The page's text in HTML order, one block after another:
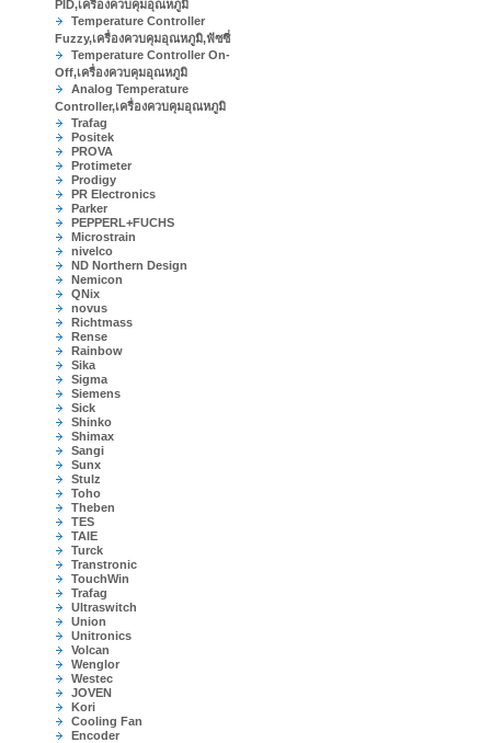
PID,เครื่องควบคุมอุณหภูมิ
Temperature Controller
Fuzzy,เครื่องควบคุมอุณหภูมิ,ฟัซซี่
Temperature Controller On-
Off,เครื่องควบคุมอุณหภูมิ
Analog Temperature
Controller,เครื่องควบคุมอุณหภูมิ
Trafag
Positek
PROVA
Protimeter
Prodigy
PR Electronics
Parker
PEPPERL+FUCHS
Microstrain
nivelco
ND Northern Design
Nemicon
QNix
novus
Richtmass
Rense
Rainbow
Sika
Sigma
Siemens
Sick
Shinko
Shimax
Sangi
Sunx
Stulz
Toho
Theben
TES
TAIE
Turck
Transtronic
TouchWin
Trafag
Ultraswitch
Union
Unitronics
Volcan
Wenglor
Westec
JOVEN
Kori
Cooling Fan
Encoder